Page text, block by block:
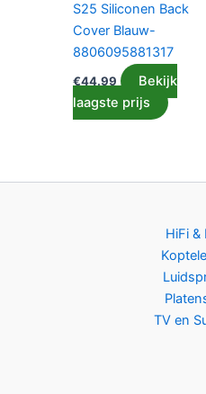
S25 Siliconen Back
Cover Blauw-
8806095881317
€44.99
Bekijk
laagste prijs
HiFi &
TV en